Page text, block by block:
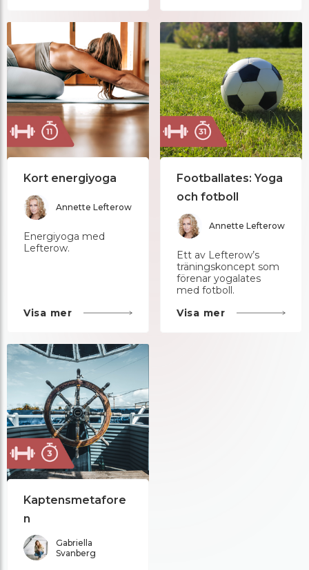
Kort energiyoga
Annette Lefterow
Energiyoga med
Lefterow.
Visa mer
Footballates: Yoga
och fotboll
Annette Lefterow
Ett av Lefterow’s
träningskoncept som
förenar yogalates
med fotboll.
Visa mer
Kaptensmetafore
n
Gabriella
Svanberg